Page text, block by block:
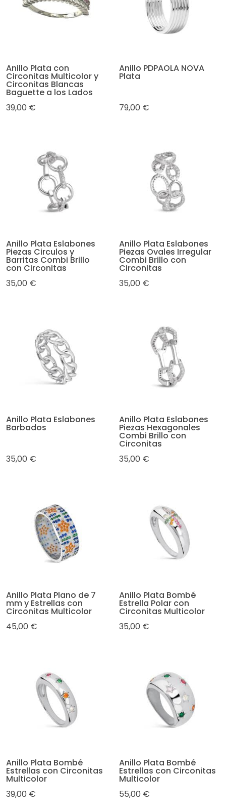
Anillo Plata con
Circonitas Multicolor y
Circonitas Blancas
Baguette a los Lados
39,00 €
Anillo PDPAOLA NOVA
Plata
79,00 €
Anillo Plata Eslabones
Piezas Circulos y
Barritas Combi Brillo
con Circonitas
35,00 €
Anillo Plata Eslabones
Piezas Ovales Irregular
Combi Brillo con
Circonitas
35,00 €
Anillo Plata Eslabones
Barbados
35,00 €
Anillo Plata Eslabones
Piezas Hexagonales
Combi Brillo con
Circonitas
35,00 €
Anillo Plata Plano de 7
mm y Estrellas con
Circonitas Multicolor
45,00 €
Anillo Plata Bombé
Estrella Polar con
Circonitas Multicolor
35,00 €
Anillo Plata Bombé
Estrellas con Circonitas
Multicolor
39,00 €
Anillo Plata Bombé
Estrellas con Circonitas
Multicolor
55,00 €